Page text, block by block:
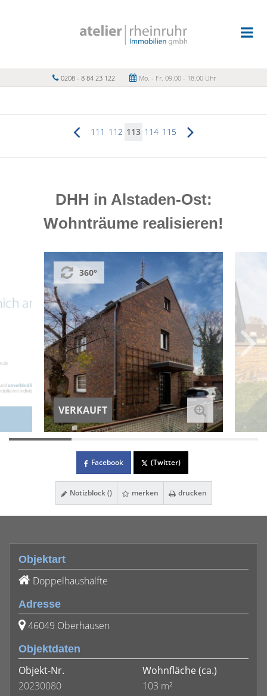
0208 - 8 84 23 122 Mo. - Fr. 09.00 - 18.00 Uhr
111 112 113 114 115
DHH in Alstaden-Ost:
Wohnträume realisieren!
VERKAUFT
360°
Facebook (Twitter)
Notizblock () merken drucken
Objektart
Doppelhaushälfte
Adresse
46049 Oberhausen
Objektdaten
Objekt-Nr.
20230080
Wohnfläche (ca.)
103 m²